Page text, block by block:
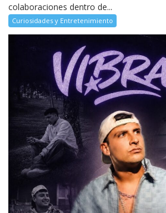
colaboraciones dentro de...
Curiosidades y Entretenimiento